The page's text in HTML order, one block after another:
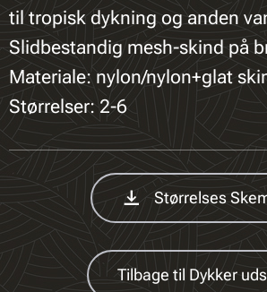
til tropisk dykning og anden
Slidbestandig mesh-skind på
Materiale: nylon/nylon+glat
Størrelser: 2-6
Størrelses
Tilbage til Dykker